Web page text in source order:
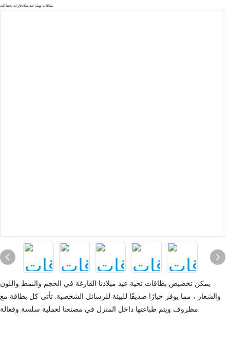
بطاقات تهنئة عيد ميلاد فارغة بخط اليد
يمكن تخصيص بطاقات تحية عيد ميلادنا الفارغة في الحجم والنمط واللون
والشعار ، مما يوفر خيارًا صديقًا للبيئة للرسائل الشخصية. تأتي كل بطاقة مع
مظروف ويتم طباعتها داخل المنزل في مصنعنا لعملية سلسة وفعالة.